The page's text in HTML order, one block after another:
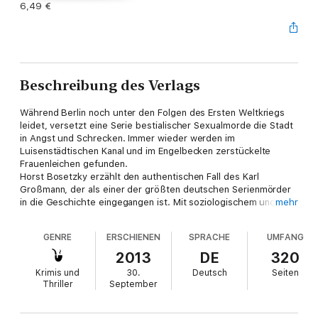
6,49 €
Beschreibung des Verlags
Während Berlin noch unter den Folgen des Ersten Weltkriegs
leidet, versetzt eine Serie bestialischer Sexualmorde die Stadt
in Angst und Schrecken. Immer wieder werden im
Luisenstädtischen Kanal und im Engelbecken zerstückelte
Frauenleichen gefunden.
Horst Bosetzky erzählt den authentischen Fall des Karl
Großmann, der als einer der größten deutschen Serienmörder
in die Geschichte eingegangen ist. Mit soziologischem und
Schlesischen Bahnhofs als Wurstverkäufer verdingte.
Eindrücklich zeigt der Autor, warum insgesamt möglicherweise
über hundert Frauen sterben mussten, bevor dem sadistischen
Triebtäter das Handwerk gelegt wurde.
„Die Bestie vom Schlesischen Bahnhof“ gehört zu einer Reihe
mehr
GENRE
Krimis und
Thriller
ERSCHIENEN
2013
30.
September
SPRACHE
DE
Deutsch
UMFANG
320
Seiten